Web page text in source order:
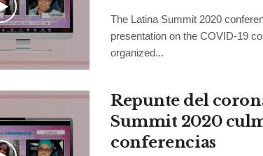
The Latina Summit 2020
presentation on the COVID-19
organized...
Repunte del
Summit 2020
conferencias